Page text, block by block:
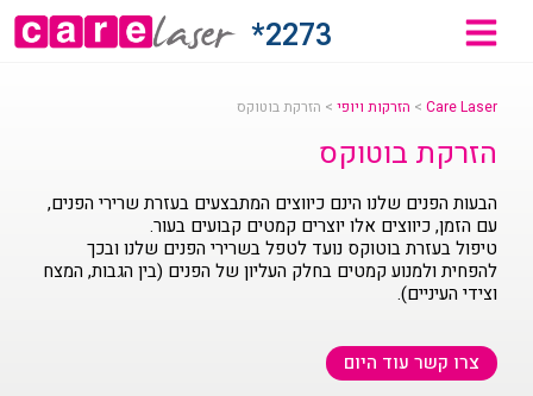
2273*
Care Laser
> הזרקות ויופי > הזרקת בוטוקס
הזרקת בוטוקס
הבעות הפנים שלנו הינם כיווצים המתבצעים בעזרת שרירי הפנים,
עם הזמן, כיווצים אלו יוצרים קמטים קבועים בעור.
טיפול בעזרת בוטוקס נועד לטפל בשרירי הפנים שלנו ובכך
להפחית ולמנוע קמטים בחלק העליון של הפנים (בין הגבות, המצח
וצידי העיניים).
צרו קשר עוד היום